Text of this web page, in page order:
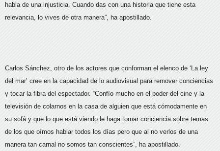
habla de una injusticia. Cuando das con una historia que tiene esta
relevancia, lo vives de otra manera”, ha apostillado.
Carlos Sánchez, otro de los actores que conforman el elenco de ‘La ley
del mar’ cree en la capacidad de lo audiovisual para remover conciencias
y tocar la fibra del espectador. “Confío mucho en el poder del cine y la
televisión de colarnos en la casa de alguien que está cómodamente en
su sofá y que lo que está viendo le haga tomar conciencia sobre temas
de los que oímos hablar todos los días pero que al no verlos de una
manera tan carnal no somos tan conscientes”, ha apostillado.